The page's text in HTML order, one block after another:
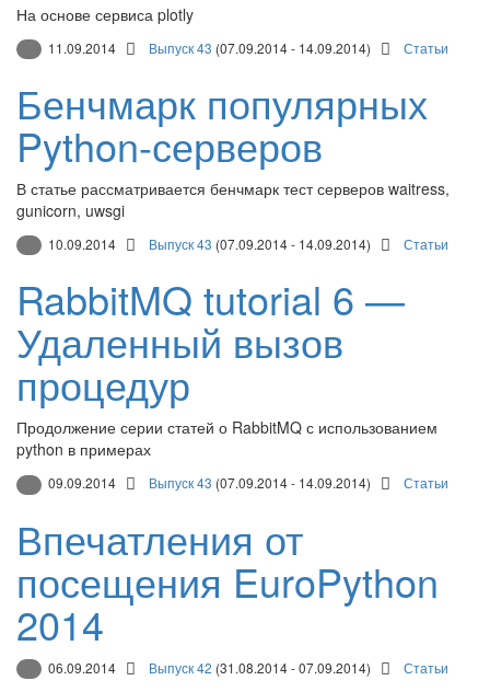
На основе сервиса plotly
11.09.2014 Выпуск 43 (07.09.2014 - 14.09.2014) Статьи
Бенчмарк популярных
Python-серверов
В статье рассматривается бенчмарк тест серверов waitress,
gunicorn, uwsgi
10.09.2014 Выпуск 43 (07.09.2014 - 14.09.2014) Статьи
RabbitMQ tutorial 6 —
Удаленный вызов
процедур
Продолжение серии статей о RabbitMQ с использованием
python в примерах
09.09.2014 Выпуск 43 (07.09.2014 - 14.09.2014) Статьи
Впечатления от
посещения EuroPython
2014
06.09.2014 Выпуск 42 (31.08.2014 - 07.09.2014) Статьи